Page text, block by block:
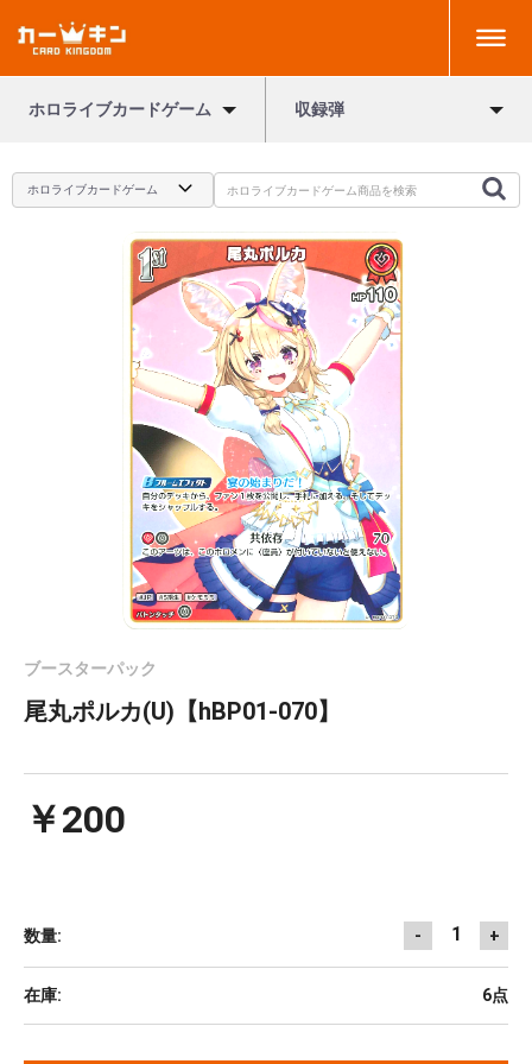
ホロライブカードゲーム 収録弾
ブースターパック
尾丸ポルカ(U)【hBP01-070】
￥200
数量: - 1 +
在庫: 6点